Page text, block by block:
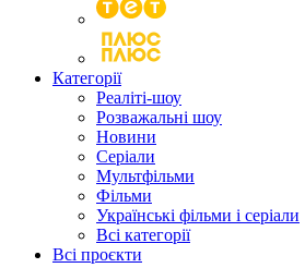
Категорії
Реаліті-шоу
Розважальні шоу
Новини
Серіали
Мультфільми
Фільми
Українські фільми і серіали
Всі категорії
Всі проєкти